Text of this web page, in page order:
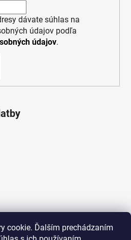
cookie. Ďalším prechádzaním
dávate súhlas na
údajov podľa
údajov.